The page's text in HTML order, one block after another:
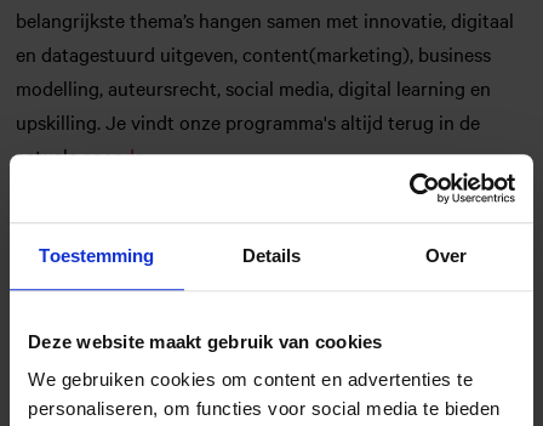
Toestemming Details Over
Deze website maakt gebruik van cookies
We gebruiken cookies om content en advertenties te
personaliseren, om functies voor social media te bieden
belangrijkste thema’s hangen samen met innovatie, digitaal
en datagestuurd uitgeven, content(marketing), business
modelling, auteursrecht, social media, digital learning en
upskilling. Je vindt onze programma's altijd terug in de
actueleagenda.
Je kuntonze activiteiten ook volgen via onze Linkedin
bedrijfspagina.
Het team van de Academy